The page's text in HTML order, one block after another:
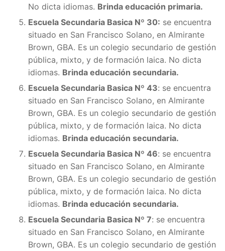
No dicta idiomas. Brinda educación primaria.
Escuela Secundaria Basica Nº 30: se encuentra
situado en San Francisco Solano, en Almirante
Brown, GBA. Es un colegio secundario de gestión
pública, mixto, y de formación laica. No dicta
idiomas. Brinda educación secundaria.
Escuela Secundaria Basica Nº 43: se encuentra
situado en San Francisco Solano, en Almirante
Brown, GBA. Es un colegio secundario de gestión
pública, mixto, y de formación laica. No dicta
idiomas. Brinda educación secundaria.
Escuela Secundaria Basica Nº 46: se encuentra
situado en San Francisco Solano, en Almirante
Brown, GBA. Es un colegio secundario de gestión
pública, mixto, y de formación laica. No dicta
idiomas. Brinda educación secundaria.
Escuela Secundaria Basica Nº 7: se encuentra
situado en San Francisco Solano, en Almirante
Brown, GBA. Es un colegio secundario de gestión